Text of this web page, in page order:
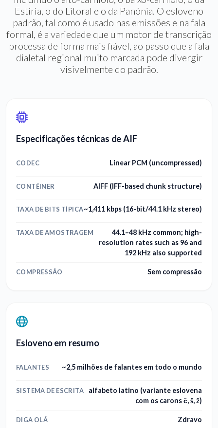
Estíria, o do Litoral e o da Panónia. O esloveno
padrão, tal como é usado nas emissões e na fala
formal, é a variedade que um motor de transcrição
processa de forma mais fiável, ao passo que a fala
dialetal regional muito marcada pode divergir
visivelmente do padrão.
Especificações técnicas de AIF
CODEC Linear PCM (uncompressed)
CONTÊINER AIFF (IFF-based chunk structure)
TAXA DE BITS TÍPICA~1,411 kbps (16-bit/44.1 kHz stereo)
TAXA DE AMOSTRAGEM
44.1–48 kHz common; high-
resolution rates such as 96 and
192 kHz also supported
COMPRESSÃO Sem compressão
Esloveno em resumo
FALANTES ~2,5 milhões de falantes em todo o mundo
SISTEMA DE ESCRITA
alfabeto latino (variante eslovena
com os carons č, š, ž)
DIGA OLÁ Zdravo